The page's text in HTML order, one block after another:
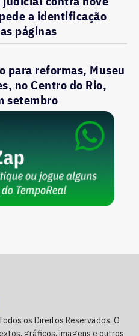
a identificação
páginas
para reformas, Museu
no Centro do Rio,
setembro
os Direitos Reservados. O
gráficos, imagens e outros